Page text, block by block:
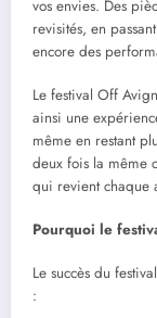
vos envies. Des
revisités, en
encore des
Le festival Off
ainsi une
même en restant
deux fois la même
qui revient chaque
Pourquoi le
Le succès du
: